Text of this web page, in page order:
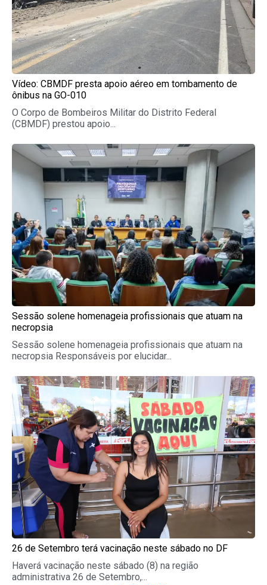
Vídeo: CBMDF presta apoio aéreo em tombamento de
ônibus na GO-010
O Corpo de Bombeiros Militar do Distrito Federal
(CBMDF) prestou apoio...
Sessão solene homenageia profissionais que atuam na
necropsia
Sessão solene homenageia profissionais que atuam na
necropsia Responsáveis por elucidar...
26 de Setembro terá vacinação neste sábado no DF
Haverá vacinação neste sábado (8) na região
administrativa 26 de Setembro,...